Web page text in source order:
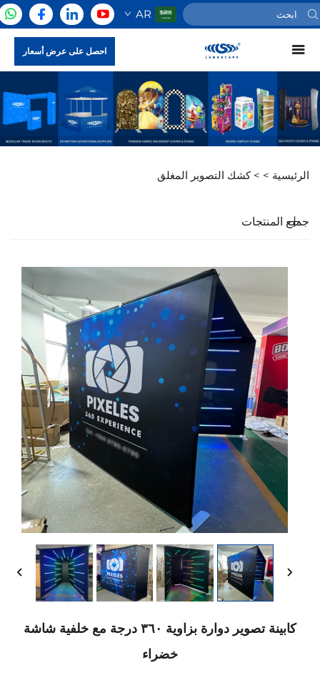
AR
احصل على عرض أسعار
الرئيسية > > كشك التصوير المغلق
جميع المنتجات
كابينة تصوير دوارة بزاوية ٣٦٠ درجة مع خلفية شاشة
خضراء